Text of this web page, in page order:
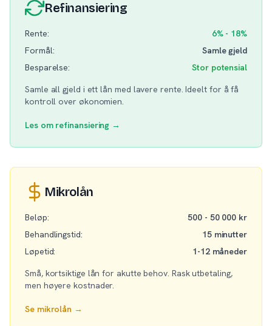
Refinansiering
Rente:
6% - 18%
Formål:
Samle gjeld
Besparelse:
Stor potensial
Samle all gjeld i ett lån med lavere rente. Ideelt for å få
kontroll over økonomien.
Les om refinansiering →
Mikrolån
Beløp:
500 - 50 000 kr
Behandlingstid:
15 minutter
Løpetid:
1-12 måneder
Små, kortsiktige lån for akutte behov. Rask utbetaling,
men høyere kostnader.
Se mikrolån →